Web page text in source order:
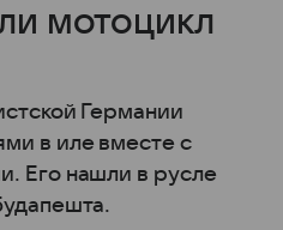
мотоцикл
Германии
в иле вместе с
Его нашли в русле